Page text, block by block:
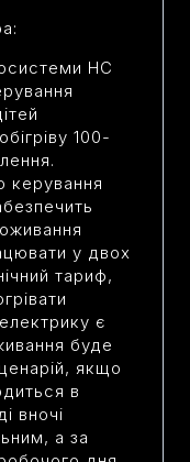
НС
100-
керування
у двох
тариф,
є
буде
якщо
в
вночі
а за